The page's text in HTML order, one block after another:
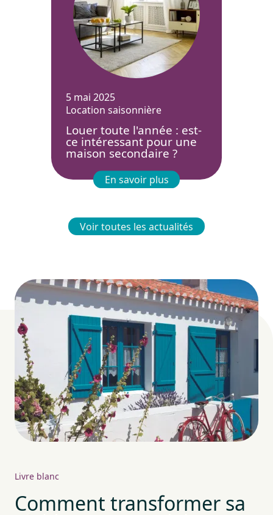
5 mai 2025
Location saisonnière
Louer toute l'année : est-
ce intéressant pour une
maison secondaire ?
En savoir plus
Voir toutes les actualités
Comment transformer sa
Livre blanc